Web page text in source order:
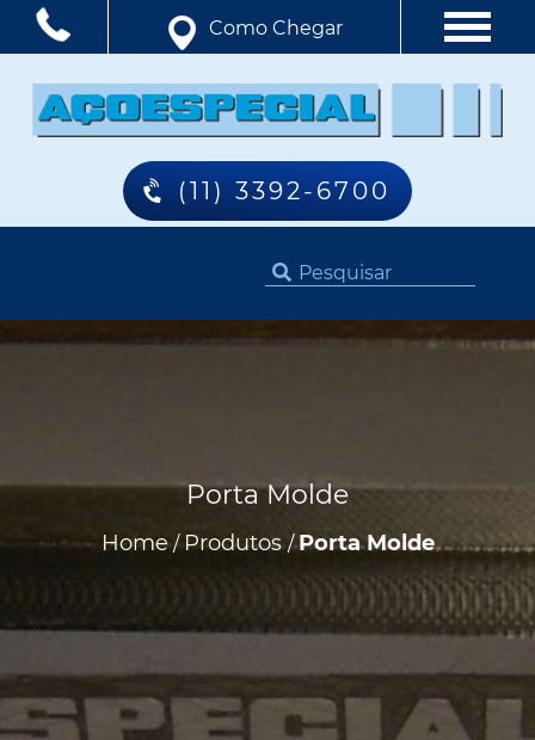
Como Chegar
(11) 3392-6700
Home/ Produtos/Porta Molde
Porta Molde